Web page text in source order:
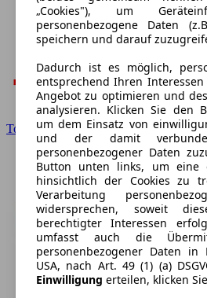
Toyota
„Cookies"), um
personenbezogene Daten
speichern und darauf
Dadurch ist es möglich,
entsprechend Ihren
Angebot zu optimieren und
analysieren. Klicken Sie den
um dem Einsatz von
und der damit
personenbezogener Daten
Button unten links, um eine
hinsichtlich der Cookies zu
Verarbeitung
widersprechen, soweit
berechtigter Interessen
umfasst auch die
personenbezogener Daten
USA, nach Art. 49 (1) (a)
Einwilligung erteilen, klicken